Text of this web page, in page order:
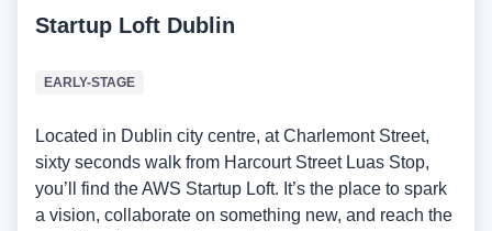
Startup Loft Dublin
EARLY-STAGE
Located in Dublin city centre, at Charlemont Street,
sixty seconds walk from Harcourt Street Luas Stop,
you’ll find the AWS Startup Loft. It’s the place to spark
a vision, collaborate on something new, and reach the